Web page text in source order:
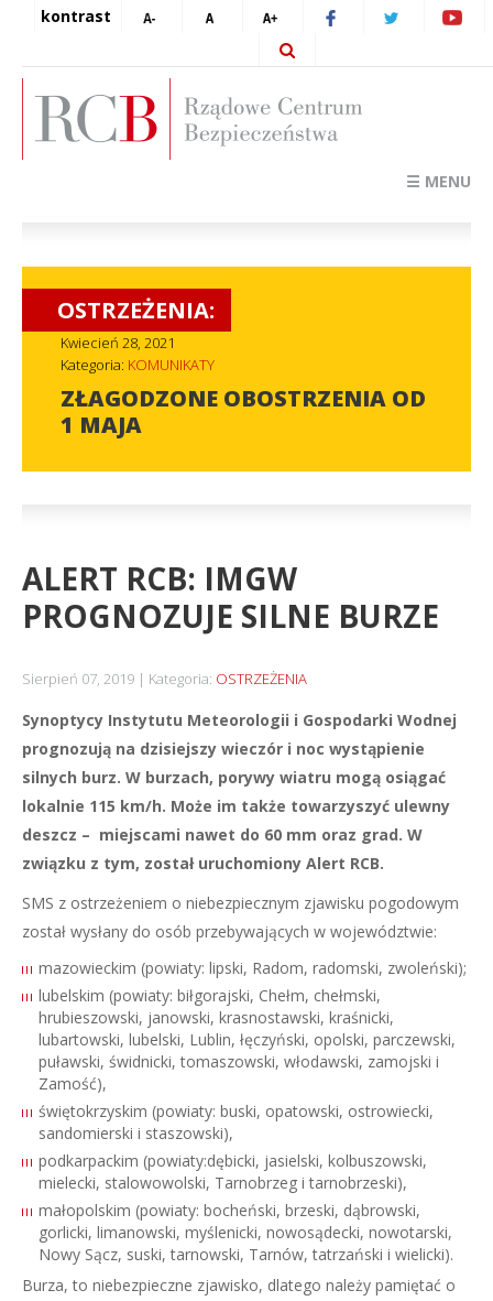
kontrast
☰ MENU
OSTRZEŻENIA:
Kwiecień 28, 2021
Kategoria: KOMUNIKATY
ZŁAGODZONE OBOSTRZENIA OD
1 MAJA
ALERT RCB: IMGW
PROGNOZUJE SILNE BURZE
Sierpień 07, 2019 Kategoria: OSTRZEŻENIA
Synoptycy Instytutu Meteorologii i Gospodarki Wodnej
prognozują na dzisiejszy wieczór i noc wystąpienie
silnych burz. W burzach, porywy wiatru mogą osiągać
lokalnie 115 km/h. Może im także towarzyszyć ulewny
deszcz – miejscami nawet do 60 mm oraz grad. W
związku z tym, został uruchomiony Alert RCB.
SMS z ostrzeżeniem o niebezpiecznym zjawisku pogodowym
został wysłany do osób przebywających w województwie:
mazowieckim (powiaty: lipski, Radom, radomski, zwoleński);
lubelskim (powiaty: biłgorajski, Chełm, chełmski,
hrubieszowski, janowski, krasnostawski, kraśnicki,
lubartowski, lubelski, Lublin, łęczyński, opolski, parczewski,
puławski, świdnicki, tomaszowski, włodawski, zamojski i
Zamość),
świętokrzyskim (powiaty: buski, opatowski, ostrowiecki,
sandomierski i staszowski),
podkarpackim (powiaty:dębicki, jasielski, kolbuszowski,
mielecki, stalowowolski, Tarnobrzeg i tarnobrzeski),
małopolskim (powiaty: bocheński, brzeski, dąbrowski,
gorlicki, limanowski, myślenicki, nowosądecki, nowotarski,
Nowy Sącz, suski, tarnowski, Tarnów, tatrzański i wielicki).
Burza, to niebezpieczne zjawisko, dlatego należy pamiętać o